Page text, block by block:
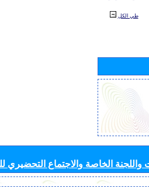
طي الكل
الخاصة والاجتماع التحضيري